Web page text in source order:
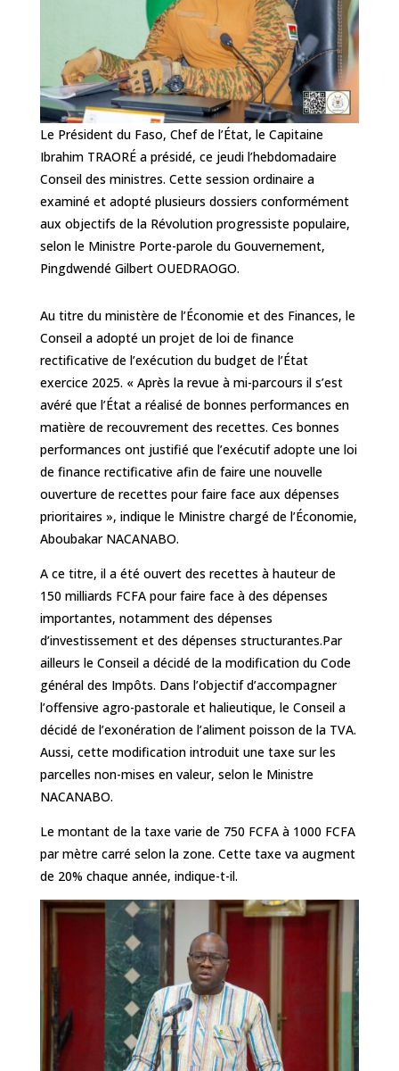
Le Président du Faso, Chef de l’État, le Capitaine
Ibrahim TRAORÉ a présidé, ce jeudi l’hebdomadaire
Conseil des ministres. Cette session ordinaire a
examiné et adopté plusieurs dossiers conformément
aux objectifs de la Révolution progressiste populaire,
selon le Ministre Porte-parole du Gouvernement,
Pingdwendé Gilbert OUEDRAOGO.
Au titre du ministère de l’Économie et des Finances, le
Conseil a adopté un projet de loi de finance
rectificative de l’exécution du budget de l’État
exercice 2025. « Après la revue à mi-parcours il s’est
avéré que l’État a réalisé de bonnes performances en
matière de recouvrement des recettes. Ces bonnes
performances ont justifié que l’exécutif adopte une loi
de finance rectificative afin de faire une nouvelle
ouverture de recettes pour faire face aux dépenses
prioritaires », indique le Ministre chargé de l’Économie,
Aboubakar NACANABO.
A ce titre, il a été ouvert des recettes à hauteur de
150 milliards FCFA pour faire face à des dépenses
importantes, notamment des dépenses
d’investissement et des dépenses structurantes.Par
ailleurs le Conseil a décidé de la modification du Code
général des Impôts. Dans l’objectif d’accompagner
l’offensive agro-pastorale et halieutique, le Conseil a
décidé de l’exonération de l’aliment poisson de la TVA.
Aussi, cette modification introduit une taxe sur les
parcelles non-mises en valeur, selon le Ministre
NACANABO.
Le montant de la taxe varie de 750 FCFA à 1000 FCFA
par mètre carré selon la zone. Cette taxe va augment
de 20% chaque année, indique-t-il.